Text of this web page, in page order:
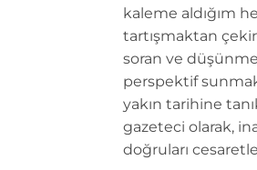
kaleme aldığım
tartışmaktan
soran ve
perspektif
yakın tarihine
gazeteci olarak,
doğruları